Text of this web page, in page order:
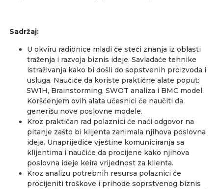
Sadržaj:
U okviru radionice mladi će steći znanja iz oblasti
traženja i razvoja biznis ideje. Savladaće tehnike
istraživanja kako bi došli do sopstvenih proizvoda i
usluga. Naučiće da koriste praktične alate poput:
5W1H, Brainstorming, SWOT analiza i BMC model.
Koršćenjem ovih alata učesnici će naučiti da
generišu nove poslovne modele.
Kroz praktičan rad polaznici će naći odgovor na
pitanje zašto bi klijenta zanimala njihova poslovna
ideja. Unaprijediće vještine komuniciranja sa
klijentima i naučiće da procijene kako njihova
poslovna ideje keira vrijednost za klienta.
Kroz analizu potrebnih resursa polaznici će
procijeniti troškove i prihode soprstvenog biznis